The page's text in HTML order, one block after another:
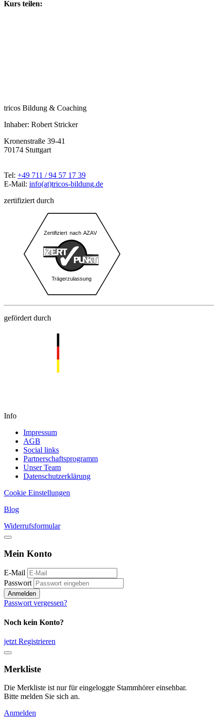
Kurs teilen:
tricos Bildung & Coaching
Inhaber: Robert Stricker
Kronenstraße 39-41
70174 Stuttgart
Tel: +49 711 / 94 57 17 39
E-Mail: info(at)tricos-bildung.de
zertifiziert durch
gefördert durch
Info
Impressum
AGB
Social links
Partnerschaftsprogramm
Unser Team
Datenschutzerklärung
Cookie Einstellungen
Blog
Widerrufsformular
Mein Konto
E-Mail
Passwort
Anmelden
Passwort vergessen?
Noch kein Konto?
jetzt Registrieren
Merkliste
Die Merkliste ist nur für eingeloggte Stammhörer einsehbar.
Bitte melden Sie sich an.
Anmelden